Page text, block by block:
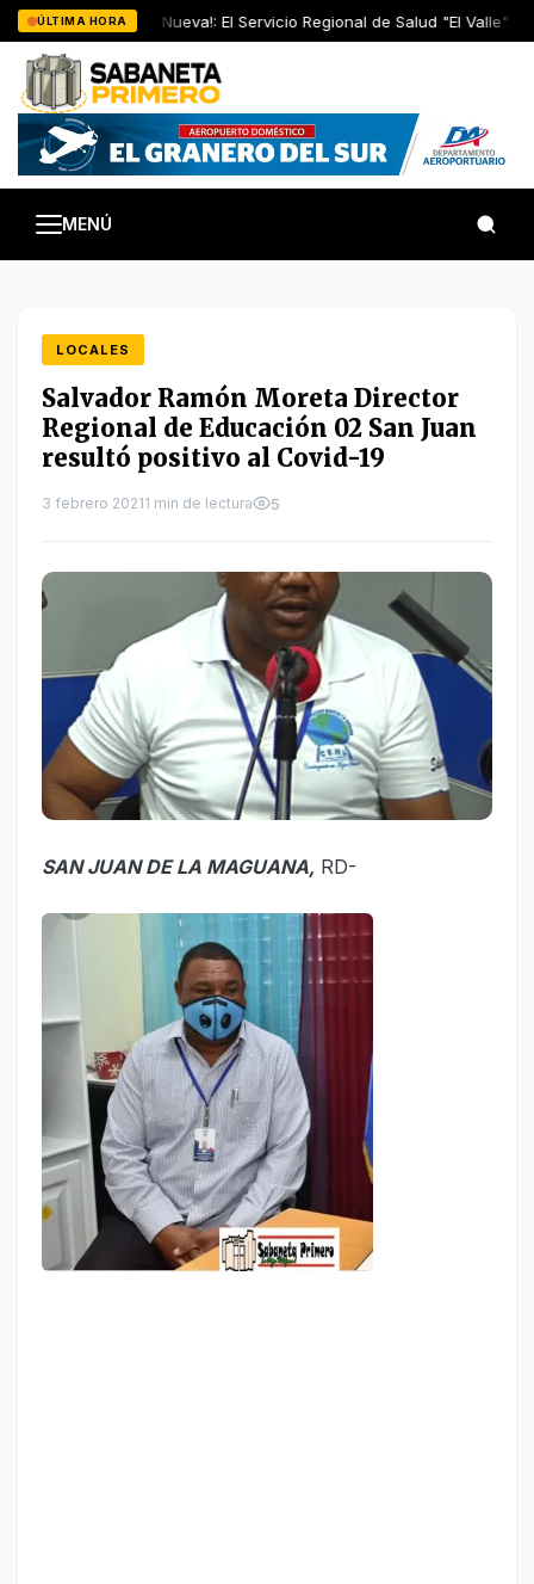
Saltar
al
contenido
ÚLTIMA HORA
La Buena Nueva!: El Servicio Regional de Salud "El Valle"
MENÚ
LOCALES
Salvador Ramón Moreta Director
Regional de Educación 02 San Juan
resultó positivo al Covid-19
3 febrero 20211 min de lectura 5
SAN JUAN DE LA MAGUANA, RD-